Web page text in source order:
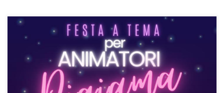
4 novembre 2023